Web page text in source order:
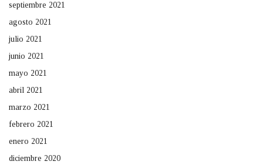
septiembre 2021
agosto 2021
julio 2021
junio 2021
mayo 2021
abril 2021
marzo 2021
febrero 2021
enero 2021
diciembre 2020